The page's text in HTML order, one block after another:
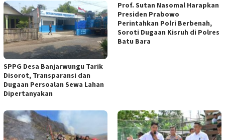
SPPG Desa Banjarwungu Tarik
Disorot, Transparansi dan
Dugaan Persoalan Sewa Lahan
Dipertanyakan
Prof. Sutan Nasomal Harapkan
Presiden Prabowo
Perintahkan Polri Berbenah,
Soroti Dugaan Kisruh di Polres
Batu Bara